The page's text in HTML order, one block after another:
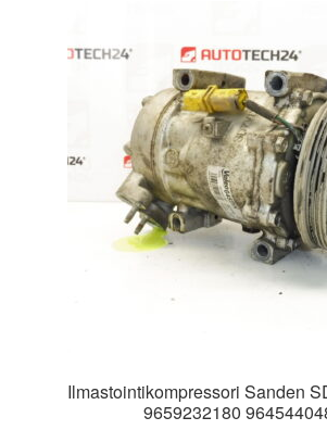
Ilmastointikompressori Sanden
9659232180